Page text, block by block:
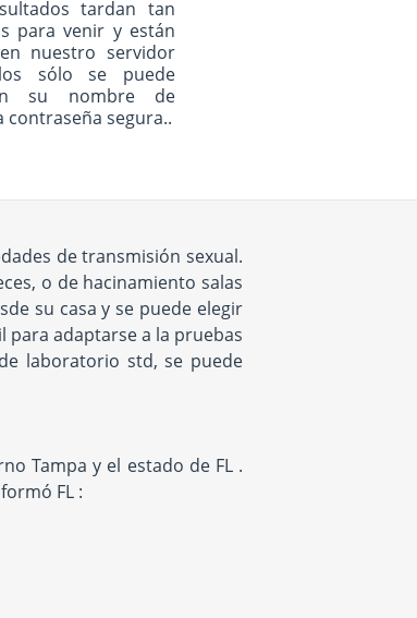
tardan tan
para venir y están
nuestro servidor
sólo se puede
su nombre de
contraseña segura..
de transmisión sexual.
o de hacinamiento salas
su casa y se puede elegir
para adaptarse a la pruebas
laboratorio std, se puede
Tampa y el estado de FL .
FL :